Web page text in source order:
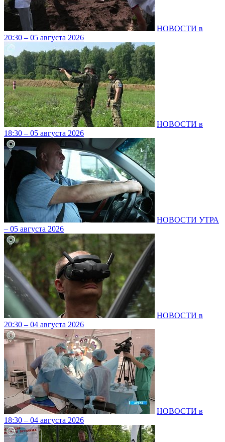
НОВОСТИ в
20:30 – 05 августа 2026
НОВОСТИ в
18:30 – 05 августа 2026
НОВОСТИ УТРА
– 05 августа 2026
НОВОСТИ в
20:30 – 04 августа 2026
НОВОСТИ в
18:30 – 04 августа 2026